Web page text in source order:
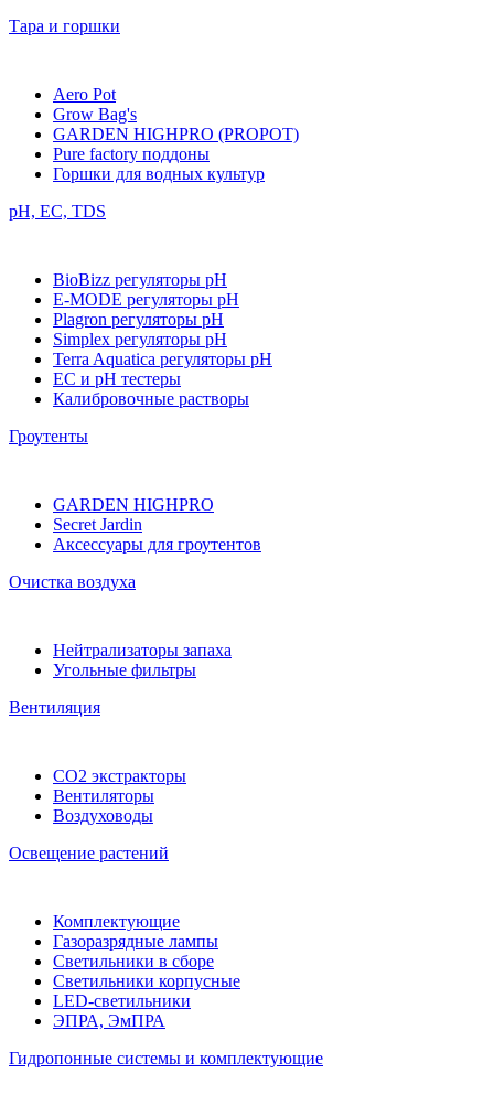
Тара и горшки
Aero Pot
Grow Bag's
GARDEN HIGHPRO (PROPOT)
Pure factory поддоны
Горшки для водных культур
pH, EC, TDS
BioBizz регуляторы pH
E-MODE регуляторы pH
Plagron регуляторы pH
Simplex регуляторы pH
Terra Aquatica регуляторы pH
EC и pH тестеры
Калибровочные растворы
Гроутенты
GARDEN HIGHPRO
Secret Jardin
Аксессуары для гроутентов
Очистка воздуха
Нейтрализаторы запаха
Угольные фильтры
Вентиляция
CO2 экстракторы
Вентиляторы
Воздуховоды
Освещение растений
Комплектующие
Газоразрядные лампы
Светильники в сборе
Светильники корпусные
LED-светильники
ЭПРА, ЭмПРА
Гидропонные системы и комплектующие